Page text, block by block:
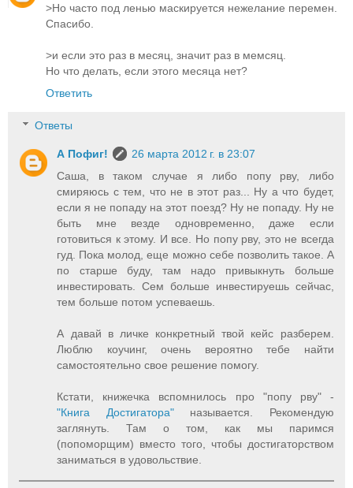
>Но часто под ленью маскируется нежелание перемен.
Спасибо.
>и если это раз в месяц, значит раз в мемсяц.
Но что делать, если этого месяца нет?
Ответить
Ответы
А Пофиг!
26 марта 2012 г. в 23:07
Саша, в таком случае я либо попу рву, либо
смиряюсь с тем, что не в этот раз... Ну а что будет,
если я не попаду на этот поезд? Ну не попаду. Ну не
быть мне везде одновременно, даже если
готовиться к этому. И все. Но попу рву, это не всегда
гуд. Пока молод, еще можно себе позволить такое. А
по старше буду, там надо привыкнуть больше
инвестировать. Сем больше инвестируешь сейчас,
тем больше потом успеваешь.
А давай в личке конкретный твой кейс разберем.
Люблю коучинг, очень вероятно тебе найти
самостоятельно свое решение помогу.
Кстати, книжечка вспомнилось про "попу рву" -
"Книга Достигатора"называется. Рекомендую
заглянуть. Там о том, как мы паримся
(попоморщим) вместо того, чтобы достигаторством
заниматься в удовольствие.